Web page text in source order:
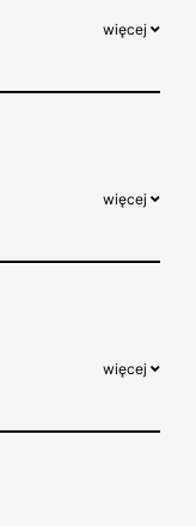
więcej
więcej
więcej